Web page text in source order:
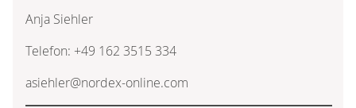
Anja Siehler
Telefon: +49 162 3515 334
asiehler@nordex-online.com